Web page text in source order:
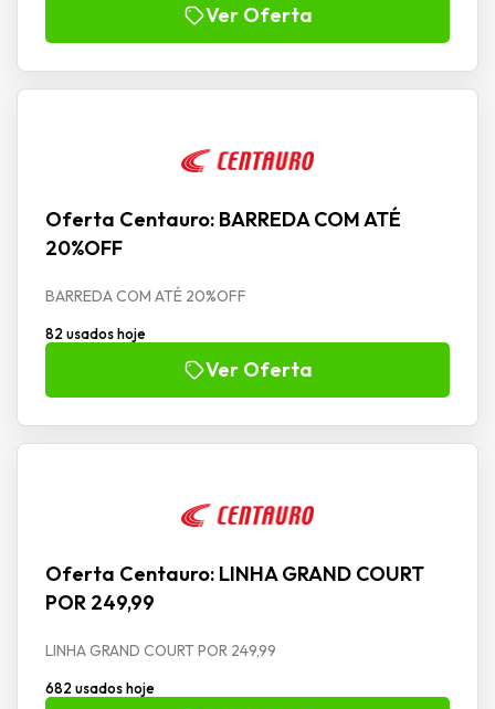
Ver Oferta
Oferta Centauro: BARREDA COM ATÉ
20%OFF
BARREDA COM ATÉ 20%OFF
82 usados hoje
Ver Oferta
Oferta Centauro: LINHA GRAND COURT
POR 249,99
LINHA GRAND COURT POR 249,99
682 usados hoje